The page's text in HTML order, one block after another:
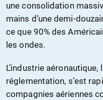
une consolidation
mains d’une demi-
ce que 90% des
les ondes.
L’industrie
réglementation, s’est
compagnies aériennes